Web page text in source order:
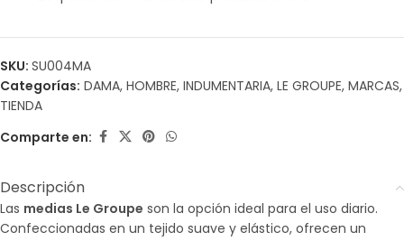
SKU: SU004MA
Categorías: DAMA, HOMBRE, INDUMENTARIA, LE GROUPE, MARCAS,
TIENDA
Comparte en:
Descripción
Las medias Le Groupe son la opción ideal para el uso diario.
Confeccionadas en un tejido suave y elástico, ofrecen un